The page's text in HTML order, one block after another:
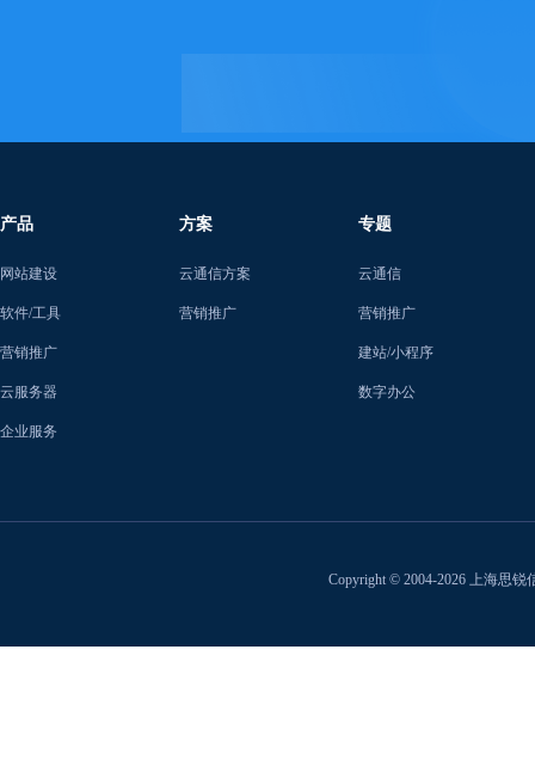
产品
网站建设
软件/工具
营销推广
云服务器
企业服务
方案
云通信方案
营销推广
专题
云通信
营销推广
建站/小程序
数字办公
Copyright © 2004-2026 上海思